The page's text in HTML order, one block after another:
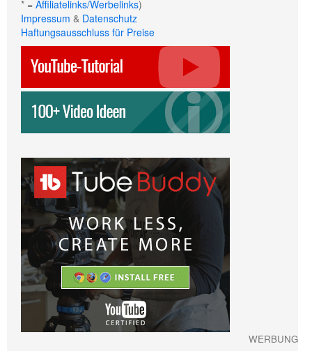
* = Affiliatelinks/Werbelinks)
Impressum & Datenschutz
Haftungsausschluss für Preise
WERBUNG